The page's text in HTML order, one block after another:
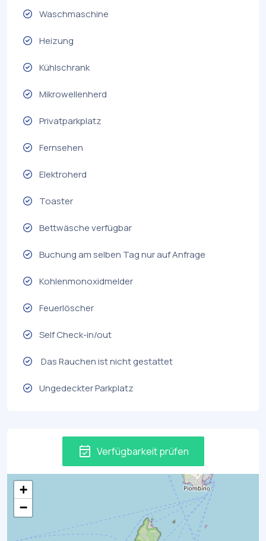
Waschmaschine
Heizung
Kühlschrank
Mikrowellenherd
Privatparkplatz
Fernsehen
Elektroherd
Toaster
Bettwäsche verfügbar
Buchung am selben Tag nur auf Anfrage
Kohlenmonoxidmelder
Feuerlöscher
Self Check-in/out
Das Rauchen ist nicht gestattet
Ungedeckter Parkplatz
event_available Verfügbarkeit prüfen
+
−